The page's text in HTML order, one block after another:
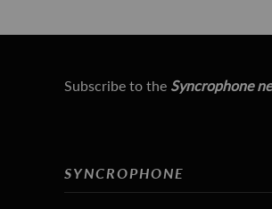
Subscribe to the Syncrophone
SYNCROPHONE